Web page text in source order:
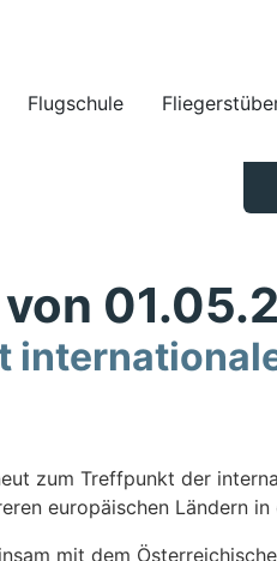
Flugschule
zum Treffpunkt der
europäischen Ländern
mit dem